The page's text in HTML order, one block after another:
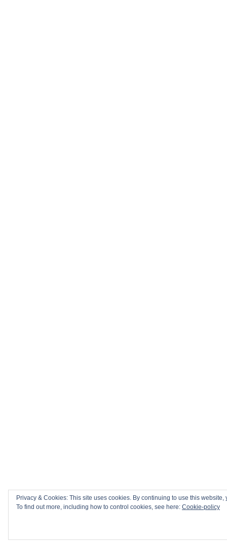
Privacy & Cookies: This site uses cookies. By continuing to use this website,
To find out more, including how to control cookies, see here: Cookie-policy